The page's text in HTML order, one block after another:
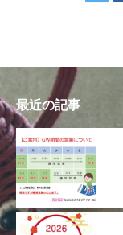
最近の記事